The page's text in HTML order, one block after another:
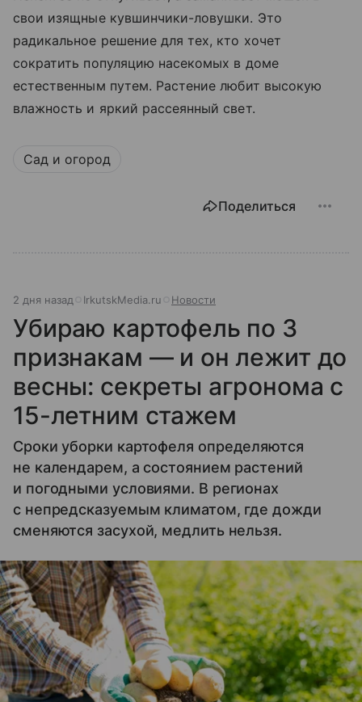
свои изящные кувшинчики-ловушки. Это
радикальное решение для тех, кто хочет
сократить популяцию насекомых в доме
естественным путем. Растение любит высокую
влажность и яркий рассеянный свет.
Сад и огород
Поделиться
2 дня назад IrkutskMedia.ru Новости
Убираю картофель по 3
признакам — и он лежит до
весны: секреты агронома с
15-летним стажем
Сроки уборки картофеля определяются
не календарем, а состоянием растений
и погодными условиями. В регионах
с непредсказуемым климатом, где дожди
сменяются засухой, медлить нельзя.